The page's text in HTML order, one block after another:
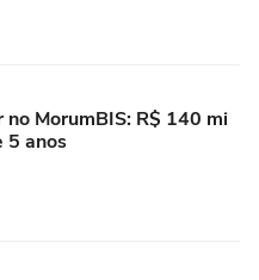
MorumBIS: R$ 140 mi
5 anos